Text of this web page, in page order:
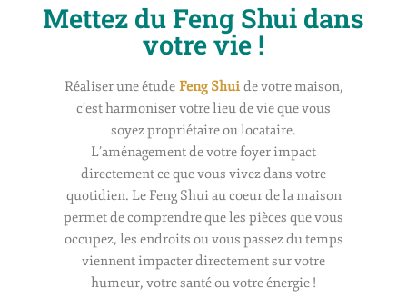
Mettez du Feng Shui dans
votre vie !
Réaliser une étude Feng Shuide votre maison,
c’est harmoniser votre lieu de vie que vous
soyez propriétaire ou locataire.
L’aménagement de votre foyer impact
directement ce que vous vivez dans votre
quotidien. Le Feng Shui au coeur de la maison
permet de comprendre que les pièces que vous
occupez, les endroits ou vous passez du temps
viennent impacter directement sur votre
humeur, votre santé ou votre énergie !